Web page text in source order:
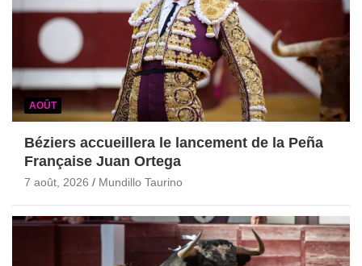
AOÛT
Béziers accueillera le lancement de la Peña
Française Juan Ortega
7 août, 2026 Mundillo Taurino